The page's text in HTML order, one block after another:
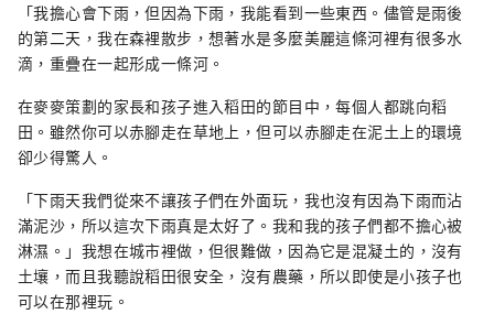
「我擔心會下雨，但因為下雨，我能看到一些東西。儘管是雨後
的第二天，我在森裡散步，想著水是多麼美麗這條河裡有很多水
滴，重疊在一起形成一條河。
在麥麥策劃的家長和孩子進入稻田的節目中，每個人都跳向稻
田。雖然你可以赤腳走在草地上，但可以赤腳走在泥土上的環境
卻少得驚人。
「下雨天我們從來不讓孩子們在外面玩，我也沒有因為下雨而沾
滿泥沙，所以這次下雨真是太好了。我和我的孩子們都不擔心被
淋濕。」我想在城市裡做，但很難做，因為它是混凝土的，沒有
土壤，而且我聽說稻田很安全，沒有農藥，所以即使是小孩子也
可以在那裡玩。